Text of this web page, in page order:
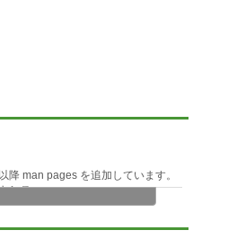
man pages を追加しています。
ンス